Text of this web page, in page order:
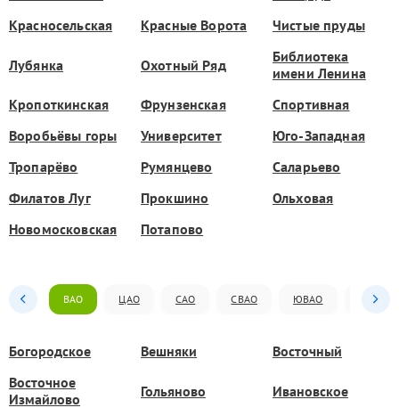
Красносельская
Красные Ворота Чистые пруды
Лубянка Охотный Ряд
Библиотека
имени Ленина
Кропоткинская
Фрунзенская
Спортивная
Воробьёвы горы
Университет
Юго-Западная
Тропарёво
Румянцево
Саларьево
Филатов Луг
Прокшино
Ольховая
Новомосковская
Потапово
ВАО ЦАО САО СВАО ЮВАО ЮАО
Богородское Вешняки
Восточный
Восточное
Измайлово
Гольяново Ивановское